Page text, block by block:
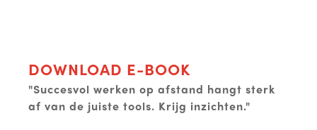
DOWNLOAD E-BOOK
"Succesvol werken op afstand hangt sterk
af van de juiste tools. Krijg inzichten."